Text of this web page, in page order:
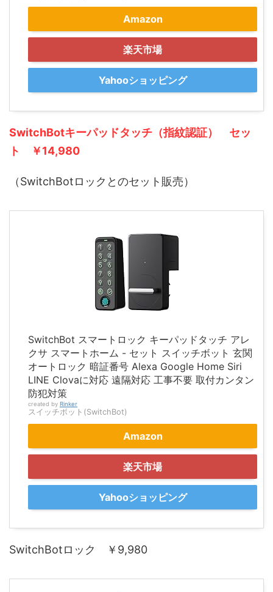
Amazon
楽天市場
Yahooショッピング
SwitchBotキーパッドタッチ（指紋認証） セッ
ト
￥14,980
（SwitchBotロックとのセット販売）
SwitchBot スマートロック キーパッドタッチ アレ
クサ スマートホーム - セット スイッチボット 玄関
オートロック 暗証番号 Alexa Google Home Siri
LINE Clovaに対応 遠隔対応 工事不要 取付カンタン
防犯対策
created by Rinker
スイッチボット(SwitchBot)
Amazon
楽天市場
Yahooショッピング
SwitchBotロック ￥9,980